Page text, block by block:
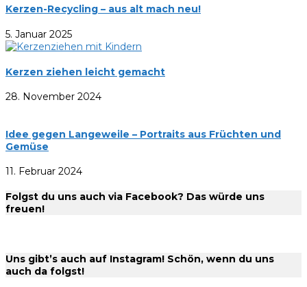
Kerzen-Recycling – aus alt mach neu!
5. Januar 2025
Kerzen ziehen leicht gemacht
28. November 2024
Idee gegen Langeweile – Portraits aus Früchten und
Gemüse
11. Februar 2024
Folgst du uns auch via Facebook? Das würde uns
freuen!
Uns gibt’s auch auf Instagram! Schön, wenn du uns
auch da folgst!